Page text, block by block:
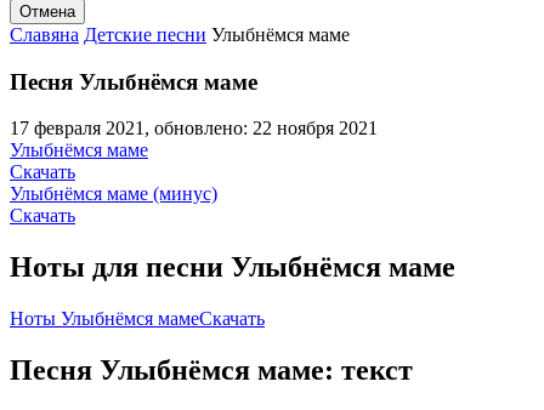
Отмена
Славяна Детские песни Улыбнёмся маме
Песня Улыбнёмся маме
17 февраля 2021, обновлено: 22 ноября 2021
Улыбнёмся маме
Скачать
Улыбнёмся маме (минус)
Скачать
Ноты для песни Улыбнёмся маме
Ноты Улыбнёмся мамеСкачать
Песня Улыбнёмся маме: текст